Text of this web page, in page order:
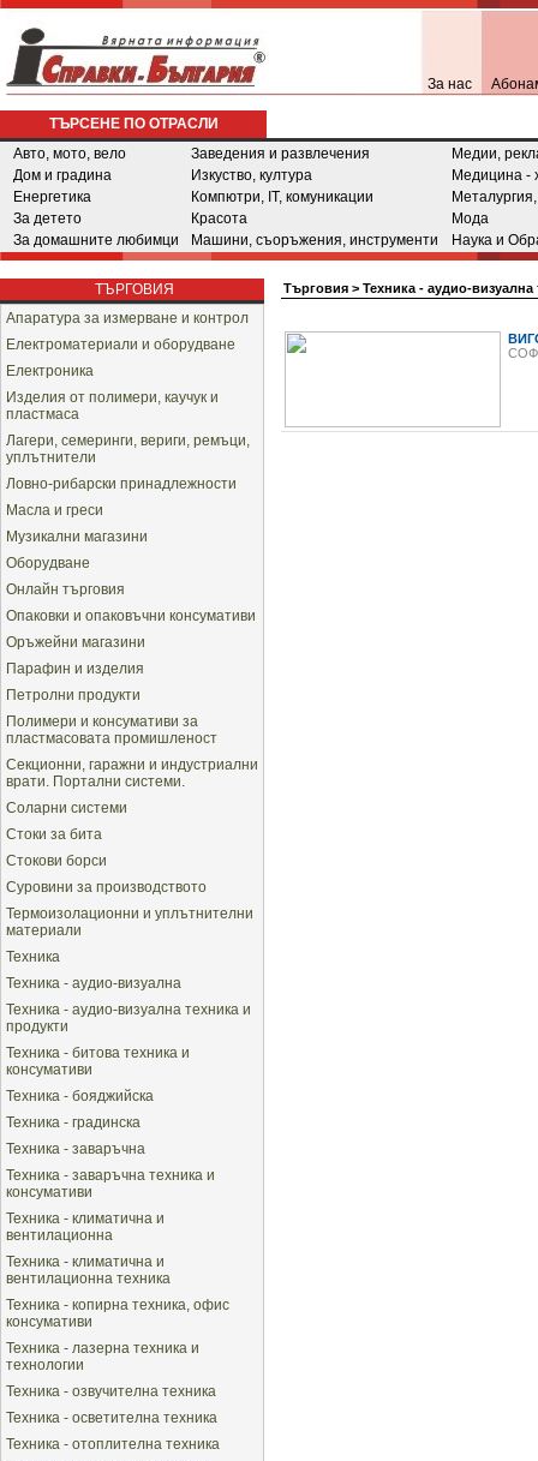
За нас
ТЪРСЕНЕ ПО ОТРАСЛИ
Авто, мото, вело
Дом и градина
Енергетика
За детето
За домашните любимци
Заведения и развлечения
Изкуство, култура
Компютри, IT, комуникации
Красота
Машини, съоръжения, инструменти
Медии,
Медицина -
Мода
Наука и
ТЪРГОВИЯ
Апаратура за измерване и контрол
Електроматериали и оборудване
Електроника
Изделия от полимери, каучук и
пластмаса
Лагери, семеринги, вериги, ремъци,
уплътнители
Ловно-рибарски принадлежности
Масла и греси
Музикални магазини
Оборудване
Онлайн търговия
Опаковки и опаковъчни консумативи
Оръжейни магазини
Парафин и изделия
Петролни продукти
Полимери и консумативи за
пластмасовата промишленост
Секционни, гаражни и индустриални
врати. Портални системи.
Соларни системи
Стоки за бита
Стокови борси
Суровини за производството
Термоизолационни и уплътнителни
материали
Техника
Техника - аудио-визуална
Техника - аудио-визуална техника и
продукти
Техника - битова техника и
консумативи
Техника - бояджийска
Техника - градинска
Техника - заваръчна
Техника - заваръчна техника и
консумативи
Техника - климатична и
вентилационна
Техника - климатична и
вентилационна техника
Техника - копирна техника, офис
консумативи
Техника - лазерна техника и
технологии
Техника - озвучителна техника
Техника - осветителна техника
Техника - отоплителна техника
Търговия > Техника - аудио-визуална